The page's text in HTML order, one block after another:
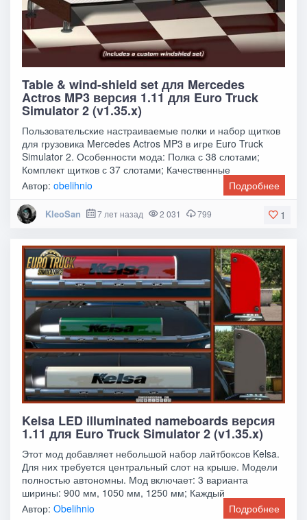
Table & wind-shield set для Mercedes
Actros MP3 версия 1.11 для Euro Truck
Simulator 2 (v1.35.x)
Пользовательские настраиваемые полки и набор щитков
для грузовика Mercedes Actros MP3 в игре Euro Truck
Simulator 2. Особенности мода: Полка с 38 слотами;
Комплект щитков с 37 слотами; Качественные
Автор:obelihnio Подробнее
1
KleoSan 7 лет назад 2 031 799
Kelsa LED illuminated nameboards версия
1.11 для Euro Truck Simulator 2 (v1.35.x)
Этот мод добавляет небольшой набор лайтбоксов Kelsa.
Для них требуется центральный слот на крыше. Модели
полностью автономны. Мод включает: 3 варианта
ширины: 900 мм, 1050 мм, 1250 мм; Каждый
Автор:Obelihnio Подробнее